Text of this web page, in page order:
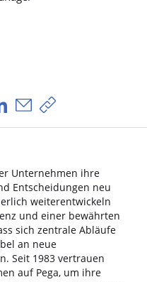
teilen
X teilen
Über LinkedIn teilen
Über E-Mail teilen
Link zum Teilen
Unternehmen ihre
Entscheidungen neu
weiterentwickeln
und einer bewährten
sich zentrale Abläufe
an neue
Seit 1983 vertrauen
auf Pega, um ihre